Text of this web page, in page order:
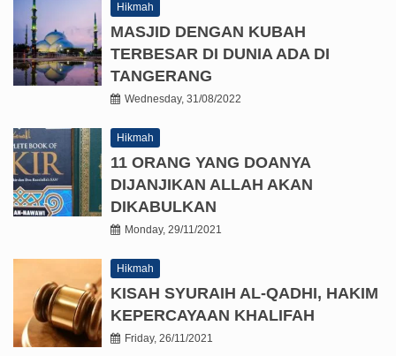
Hikmah
MASJID DENGAN KUBAH
TERBESAR DI DUNIA ADA DI
TANGERANG
Wednesday, 31/08/2022
Hikmah
11 ORANG YANG DOANYA
DIJANJIKAN ALLAH AKAN
DIKABULKAN
Monday, 29/11/2021
Hikmah
KISAH SYURAIH AL-QADHI, HAKIM
KEPERCAYAAN KHALIFAH
Friday, 26/11/2021